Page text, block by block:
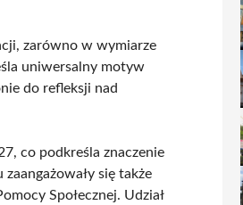
zarówno w wymiarze
uniwersalny motyw
do refleksji nad
co podkreśla znaczenie
się także
Społecznej. Udział